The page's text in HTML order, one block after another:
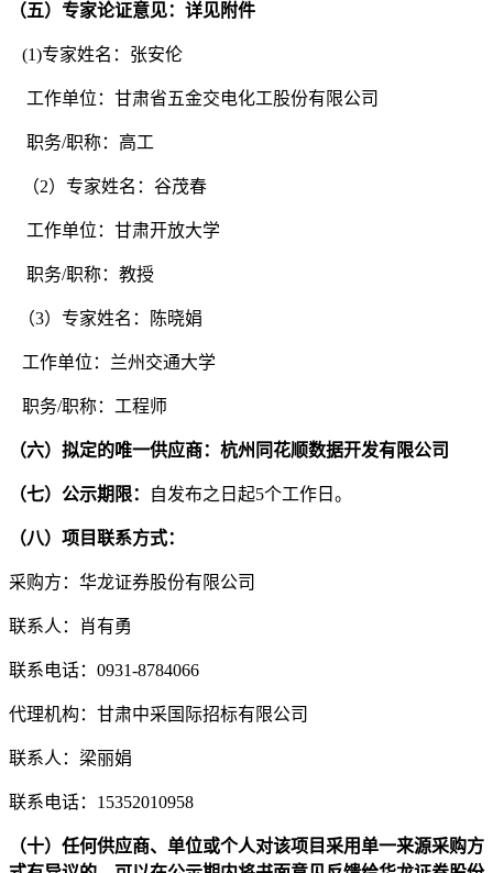
（五）专家论证意见： 详见附件
(1)专家姓名： 张安伦
工作单位： 甘肃省五金交电化工股份有限公司
职务/职称： 高工
（2）专家姓名： 谷茂春
工作单位： 甘肃开放大学
职务/职称： 教授
（3）专家姓名： 陈晓娟
工作单位： 兰州交通大学
职务/职称： 工程师
（六）拟定的唯一供应商：杭州同花顺数据开发有限公司
（七）公示期限： 自发布之日起5个工作日。
（八）项目联系方式：
采购方：华龙证券股份有限公司
联系人：肖有勇
联系电话： 0931-8784066
代理机构：甘肃中采国际招标有限公司
联系人：梁丽娟
联系电话： 15352010958
（十）任何供应商、单位或个人对该项目采用单一来源采购方